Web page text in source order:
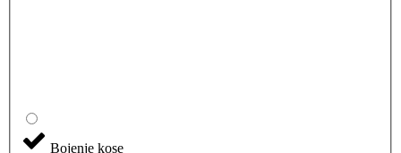
Bojenje kose